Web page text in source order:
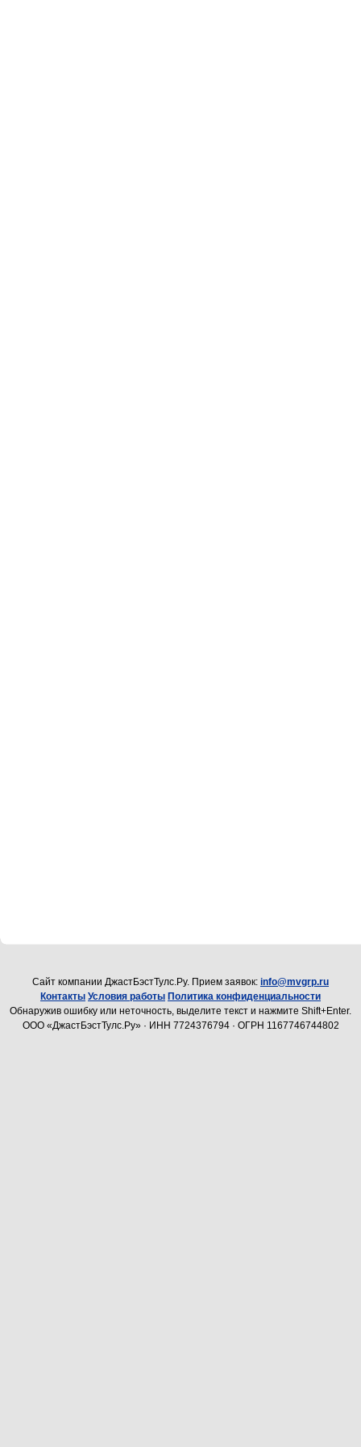
Cайт компании ДжастБэстТулс.Ру. Прием заявок: info@mvgrp.ru
Контакты Условия работы Политика конфиденциальности
Обнаружив ошибку или неточность, выделите текст и нажмите Shift+Enter.
ООО «ДжастБэстТулс.Ру» · ИНН 7724376794 · ОГРН 1167746744802